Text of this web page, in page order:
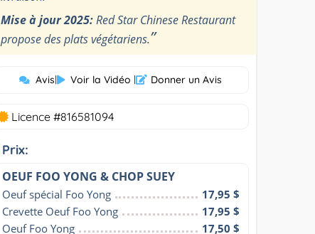
Mise à jour 2025:Red Star Chinese Restaurant
propose des plats végétariens.”
Avis| Voir la Vidéo | Donner un Avis
Licence #816581094
Prix:
OEUF FOO YONG & CHOP SUEY
Oeuf spécial Foo Yong
17,95 $
Crevette Oeuf Foo Yong
17,95 $
Oeuf Foo Yong
17,50 $